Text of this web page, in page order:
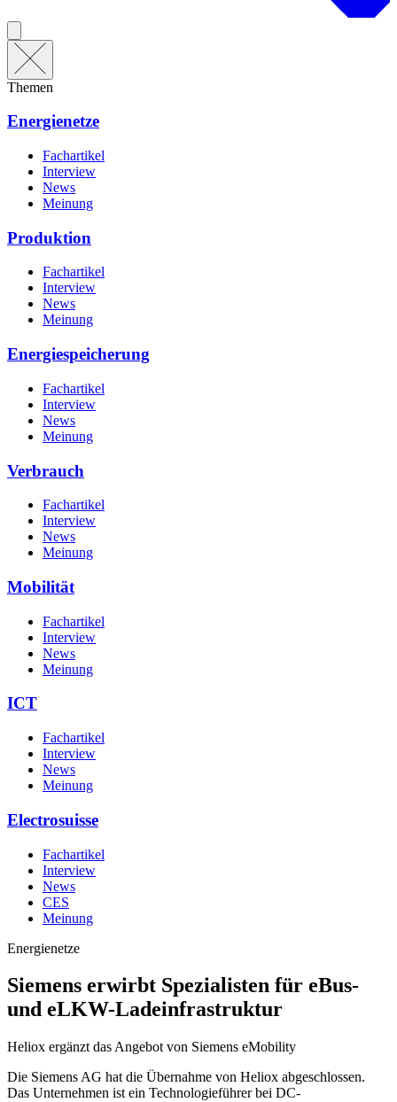
Themen
Energienetze
Fachartikel
Interview
News
Meinung
Produktion
Fachartikel
Interview
News
Meinung
Energiespeicherung
Fachartikel
Interview
News
Meinung
Verbrauch
Fachartikel
Interview
News
Meinung
Mobilität
Fachartikel
Interview
News
Meinung
ICT
Fachartikel
Interview
News
Meinung
Electrosuisse
Fachartikel
Interview
News
CES
Meinung
Energienetze
Siemens erwirbt Spezialisten für eBus-
und eLKW-Ladeinfrastruktur
Heliox ergänzt das Angebot von Siemens eMobility
Die Siemens AG hat die Übernahme von Heliox abgeschlossen.
Das Unternehmen ist ein Technologieführer bei DC-